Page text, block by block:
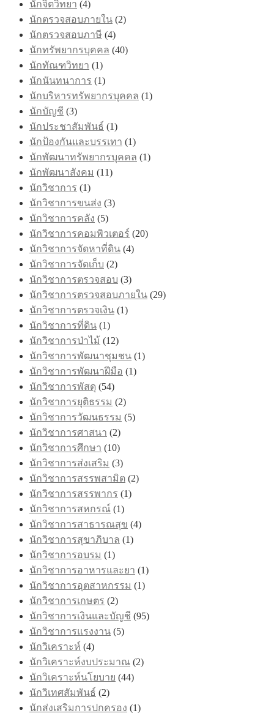
นักจิตวิทยา (4)
นักตรวจสอบภายใน (2)
นักตรวจสอบภาษี (4)
นักทรัพยากรบุคคล (40)
นักทัณฑวิทยา (1)
นักนันทนาการ (1)
นักบริหารทรัพยากรบุคคล (1)
นักบัญชี (3)
นักประชาสัมพันธ์ (1)
นักป้องกันและบรรเทา (1)
นักพัฒนาทรัพยากรบุคคล (1)
นักพัฒนาสังคม (11)
นักวิชาการ (1)
นักวิชาการขนส่ง (3)
นักวิชาการคลัง (5)
นักวิชาการคอมพิวเตอร์ (20)
นักวิชาการจัดหาที่ดิน (4)
นักวิชาการจัดเก็บ (2)
นักวิชาการตรวจสอบ (3)
นักวิชาการตรวจสอบภายใน (29)
นักวิชาการตรวจเงิน (1)
นักวิชาการที่ดิน (1)
นักวิชาการป่าไม้ (12)
นักวิชาการพัฒนาชุมชน (1)
นักวิชาการพัฒนาฝีมือ (1)
นักวิชาการพัสดุ (54)
นักวิชาการยุติธรรม (2)
นักวิชาการวัฒนธรรม (5)
นักวิชาการศาสนา (2)
นักวิชาการศึกษา (10)
นักวิชาการส่งเสริม (3)
นักวิชาการสรรพสามิต (2)
นักวิชาการสรรพากร (1)
นักวิชาการสหกรณ์ (1)
นักวิชาการสาธารณสุข (4)
นักวิชาการสุขาภิบาล (1)
นักวิชาการอบรม (1)
นักวิชาการอาหารและยา (1)
นักวิชาการอุตสาหกรรม (1)
นักวิชาการเกษตร (2)
นักวิชาการเงินและบัญชี (95)
นักวิชาการแรงงาน (5)
นักวิเคราะห์ (4)
นักวิเคราะห์งบประมาณ (2)
นักวิเคราะห์นโยบาย (44)
นักวิเทศสัมพันธ์ (2)
นักส่งเสริมการปกครอง (1)